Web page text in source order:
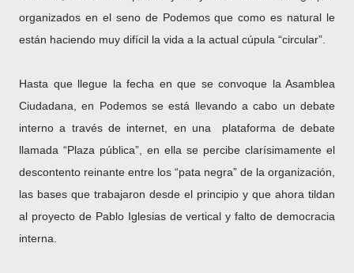
organizados en el seno de Podemos que como es natural le
están haciendo muy difícil la vida a la actual cúpula “circular”.
Hasta que llegue la fecha en que se convoque la Asamblea
Ciudadana, en Podemos se está llevando a cabo un debate
interno a través de internet, en una plataforma de debate
llamada “Plaza pública”, en ella se percibe clarísimamente el
descontento reinante entre los “pata negra” de la organización,
las bases que trabajaron desde el principio y que ahora tildan
al proyecto de Pablo Iglesias de vertical y falto de democracia
interna.